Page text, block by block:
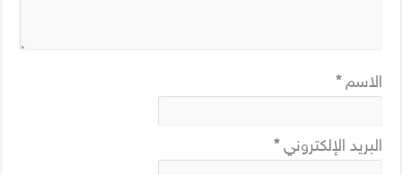
الاسم*
البريد الإلكتروني*